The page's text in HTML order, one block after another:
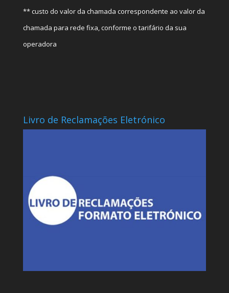
** custo do valor da chamada correspondente ao valor da
chamada para rede fixa, conforme o tarifário da sua
operadora
Livro de Reclamações Eletrónico